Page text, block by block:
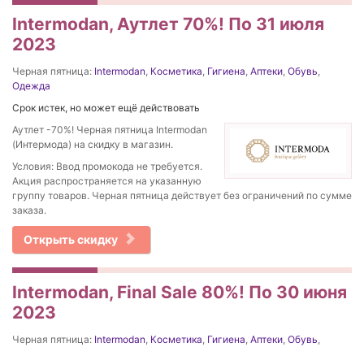
Intermodan, Аутлет 70%! По 31 июля
2023
Черная пятница: Intermodan, Косметика, Гигиена, Аптеки, Обувь,
Одежда
Срок истек, но может ещё действовать
Аутлет -70%! Черная пятница Intermodan
(Интермода) на скидку в магазин.
Условия: Ввод промокода не требуется.
Акция распространяется на указанную
группу товаров. Черная пятница действует без ограничений по сумме
заказа.
Открыть скидку
Intermodan, Final Sale 80%! По 30 июня
2023
Черная пятница: Intermodan, Косметика, Гигиена, Аптеки, Обувь,